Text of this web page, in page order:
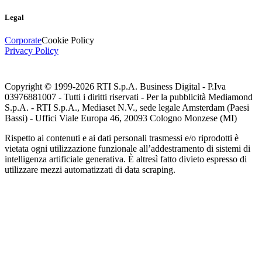
Legal
CorporateCookie Policy
Privacy Policy
Copyright © 1999-2026 RTI S.p.A. Business Digital - P.Iva
03976881007 - Tutti i diritti riservati - Per la pubblicità Mediamond
S.p.A. - RTI S.p.A., Mediaset N.V., sede legale Amsterdam (Paesi
Bassi) - Uffici Viale Europa 46, 20093 Cologno Monzese (MI)
Rispetto ai contenuti e ai dati personali trasmessi e/o riprodotti è
vietata ogni utilizzazione funzionale all’addestramento di sistemi di
intelligenza artificiale generativa. È altresì fatto divieto espresso di
utilizzare mezzi automatizzati di data scraping.